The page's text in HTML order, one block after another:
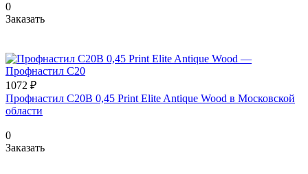
0
Заказать
1072 ₽
Профнастил С20В 0,45 Print Elite Antique Wood в Московской
области
0
Заказать